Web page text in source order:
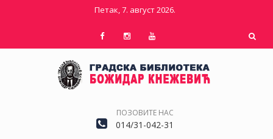
Петак, 7. август 2026.
ПОЗОВИТЕ НАС
014/31-042-31